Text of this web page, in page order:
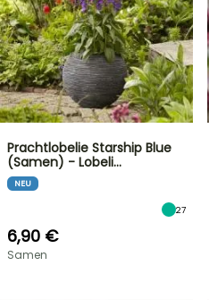
Prachtlobelie Starship Blue
(Samen) - Lobeli…
NEU
27
6,90 €
Samen